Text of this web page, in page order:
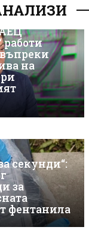
ток е
работи
на
секунди“:
за
фентанила